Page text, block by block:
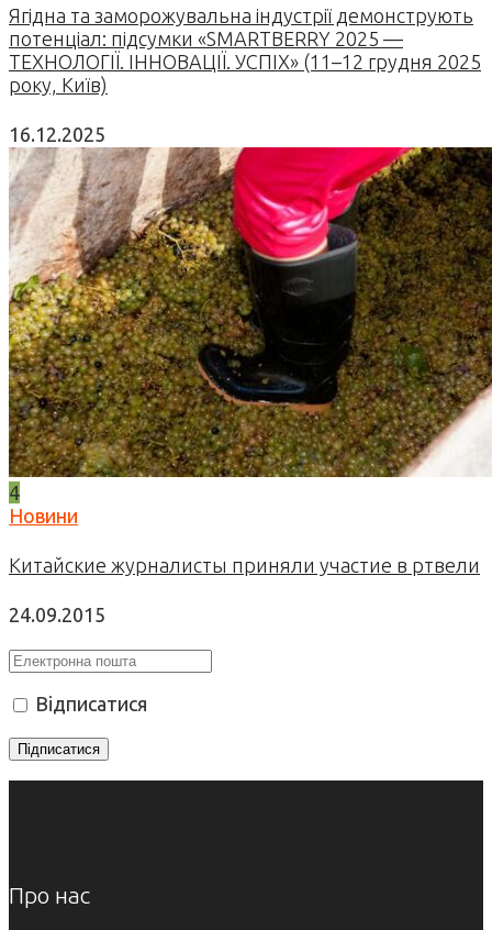
Ягідна та заморожувальна індустрії демонструють
потенціал: підсумки «SMARTBERRY 2025 —
ТЕХНОЛОГІЇ. ІННОВАЦІЇ. УСПІХ» (11–12 грудня 2025
року, Київ)
16.12.2025
4
Новини
Китайские журналисты приняли участие в ртвели
24.09.2015
Відписатися
Про нас